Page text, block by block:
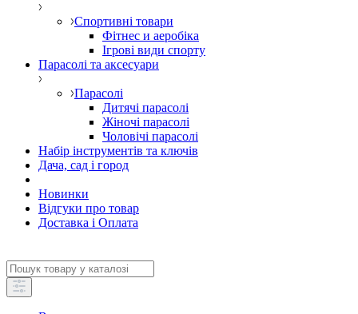
Спортивні товари
Фітнес и аеробіка
Ігрові види спорту
Парасолі та аксесуари
Парасолі
Дитячі парасолі
Жіночі парасолі
Чоловічі парасолі
Набір інструментів та ключів
Дача, сад і город
Новинки
Відгуки про товар
Доставка і Оплата